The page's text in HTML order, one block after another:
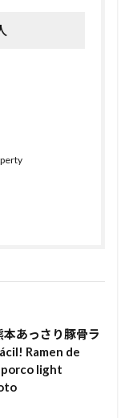
本あっさり豚骨ラ
Ramen de
porco light